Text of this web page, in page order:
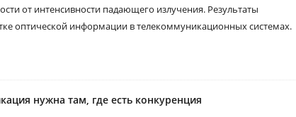
от интенсивности падающего излучения. Результаты
оптической информации в телекоммуникационных системах.
нужна там, где есть конкуренция